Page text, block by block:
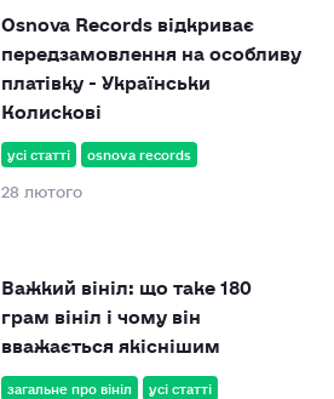
усі статті osnova records
28 лютого
Osnova Records відкриває
передзамовлення на особливу
платівку - Українськи
Колискові
загальне про вініл усі статті
Важкий вініл: що таке 180
грам вініл і чому він
вважається якіснішим